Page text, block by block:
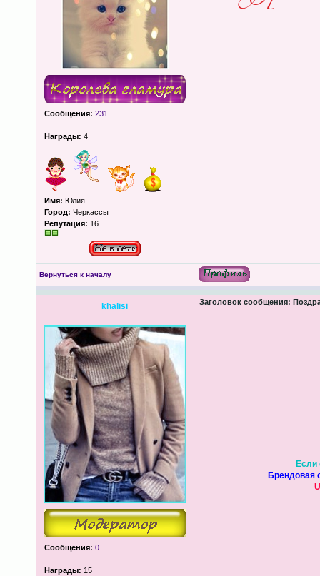
Сообщения: 231
Награды: 4
Имя: Юлия
Город: Черкассы
Репутация: 16
Вернуться к началу
khalisi Заголовок сообщения:
Сообщения: 0
Награды: 15
Если
Брендовая